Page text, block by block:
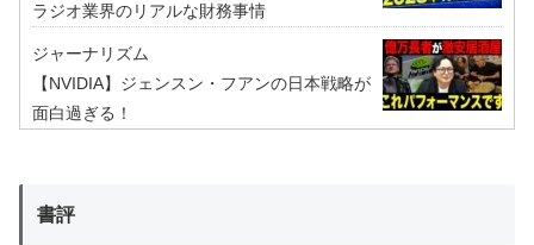
ラジオ業界のリアルな財務事情
ジャーナリズム
【NVIDIA】ジェンスン・フアンの日本戦略が
面白過ぎる！
書評